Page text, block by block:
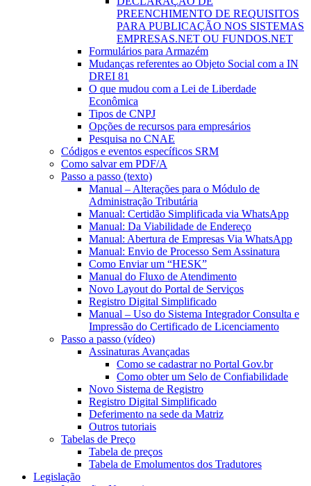
PREENCHIMENTO DE REQUISITOS
PARA PUBLICAÇÃO NOS SISTEMAS
EMPRESAS.NET OU FUNDOS.NET
Formulários para Armazém
Mudanças referentes ao Objeto Social com a IN
DREI 81
O que mudou com a Lei de Liberdade
Econômica
Tipos de CNPJ
Opções de recursos para empresários
Pesquisa no CNAE
Códigos e eventos específicos SRM
Como salvar em PDF/A
Passo a passo (texto)
Manual – Alterações para o Módulo de
Administração Tributária
Manual: Certidão Simplificada via WhatsApp
Manual: Da Viabilidade de Endereço
Manual: Abertura de Empresas Via WhatsApp
Manual: Envio de Processo Sem Assinatura
Como Enviar um “HESK”
Manual do Fluxo de Atendimento
Novo Layout do Portal de Serviços
Registro Digital Simplificado
Manual – Uso do Sistema Integrador Consulta e
Impressão do Certificado de Licenciamento
Passo a passo (vídeo)
Assinaturas Avançadas
Como se cadastrar no Portal Gov.br
Como obter um Selo de Confiabilidade
Novo Sistema de Registro
Registro Digital Simplificado
Deferimento na sede da Matriz
Outros tutoriais
Tabelas de Preço
Tabela de preços
Tabela de Emolumentos dos Tradutores
Legislação